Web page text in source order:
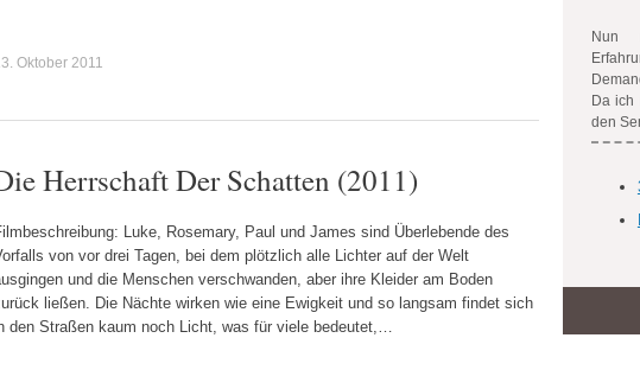
Oktober 2011
Herrschaft Der Schatten (2011)
Luke, Rosemary, Paul und James sind Überlebende des
von vor drei Tagen, bei dem plötzlich alle Lichter auf der Welt
und die Menschen verschwanden, aber ihre Kleider am Boden
ließen. Die Nächte wirken wie eine Ewigkeit und so langsam findet sich
den Straßen kaum noch Licht, was für viele bedeutet,…
Nun
Da ich
den